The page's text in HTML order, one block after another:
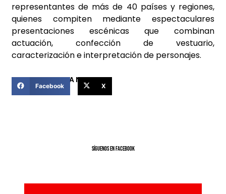
representantes de más de 40 países y regiones,
quienes compiten mediante espectaculares
presentaciones escénicas que combinan
actuación, confección de vestuario,
caracterización e interpretación de personajes.
COMPARTIR ESTA NOTICIA
Facebook X
SíGUENOS EN FACEBOOK